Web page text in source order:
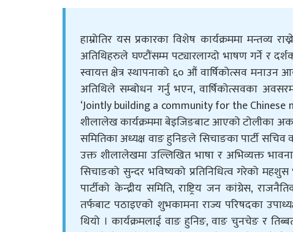
हाम्रोतिर यस प्रकारका विशेष कार्यक्रममा मन्तव्य
अतिथिहरुले घण्टौंसम्म पट्यारलाग्दो भाषण गर्ने र
स्वायत्त क्षेत्र स्थापनाको ६० औं वार्षिकोत्सव
अतिथिले सम्बोधन गर्नु भएन, वार्षिकोत्सवका
‘Jointly building a community for the
शीलालेख कार्यक्रममा बेइजिङबाट आएको टोलीका अर्का
समितिका अध्यक्ष वाङ हुनिङले सिचाङका पार्टी
उक्त शीलालेखमा उल्लिखित भाषा र अभिव्यक्त
सिचाङको सुन्दर भविष्यको प्रतिनिधित्व गरेको
पार्टीको केन्द्रीय समिति, राष्ट्रिय जन कांग्रेस,
तर्फबाट पठाइएको शुभकामना राज्य परिषदका
थियो । कार्यक्रमलाई वाङ हुनिङ, वाङ चुनचेङ र